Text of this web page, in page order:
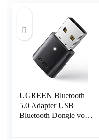
UGREEN Bluetooth
5.0 Adapter USB
Bluetooth Dongle voor